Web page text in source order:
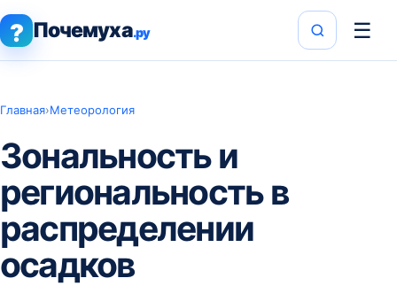
? Почемуха.ру ☰
Главная›Метеорология
Зональность и
региональность в
распределении
осадков